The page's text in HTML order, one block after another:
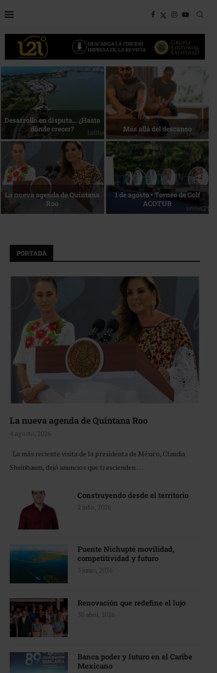
Bottega, un viaje servido a la
mesa
Energía que Impulsa la
competitividad
Reconocimiento de viajeros La esencia del servicio
PORTADA
La nueva agenda de Quintana Roo
4 agosto, 2026
La más reciente visita de la presidenta de México, Claudia
Sheinbaum, dejó anuncios que trascienden …
Construyendo desde el territorio
2 julio, 2026
Puente Nichupté movilidad,
competitividad y futuro
3 junio, 2026
Renovación que redefine el lujo
30 abril, 2026
Banca poder y futuro en el Caribe
Mexicano